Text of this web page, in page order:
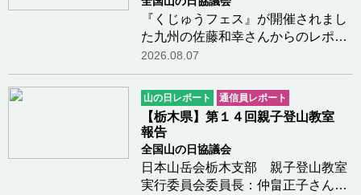
『くじゅうフェス』が開催されまし
た九州の佐藤和幸さんからのレポー
トです。今年も、大分県九重町の長
者原園地において『くじゅうフェ
ス』が開催されました。青空のも
と、多くの方々がボルダリングや鳥
の巣箱造りなどの体…つづきを読む
2026.08.07
山の日レポート 通信員レポート
【栃木県】第１４回親子登山教室
報告
全国山の日協議会
日本山岳会栃木支部 親子登山教室
実行委員会委員長：仲畠正子さんか